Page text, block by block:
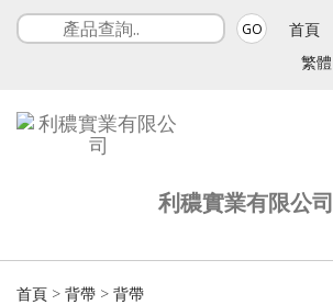
GO
首頁
繁體
利穠實業有限公司
首頁 > 背帶 > 背帶